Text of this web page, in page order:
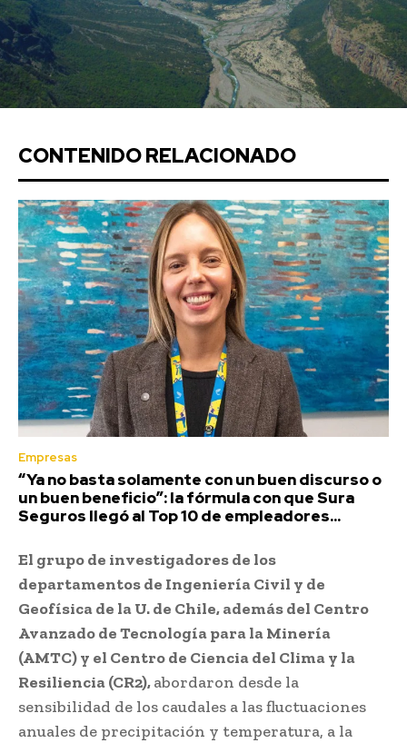
CONTENIDO RELACIONADO
Empresas
“Ya no basta solamente con un buen discurso o
un buen beneficio”: la fórmula con que Sura
Seguros llegó al Top 10 de empleadores...
El grupo de investigadores de los
departamentos de Ingeniería Civil y de
Geofísica de la U. de Chile, además del Centro
Avanzado de Tecnología para la Minería
(AMTC) y el Centro de Ciencia del Clima y la
Resiliencia (CR2),abordaron desde la
sensibilidad de los caudales a las fluctuaciones
anuales de precipitación y temperatura, a la